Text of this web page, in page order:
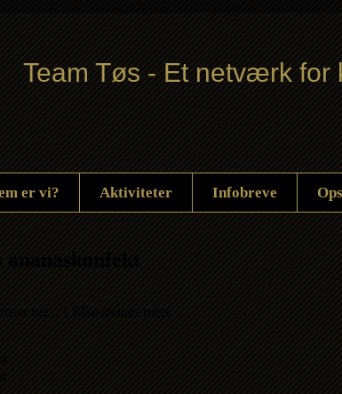
Team Tøs - Et netværk
er vi? Aktiviteter Infobreve
her... 1 dåse ananas ringe